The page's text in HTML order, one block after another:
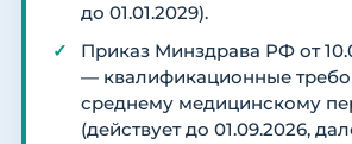
до 01.01.2029).
Приказ Минздрава РФ от
— квалификационные
среднему медицинскому
(действует до 01.09.2026,